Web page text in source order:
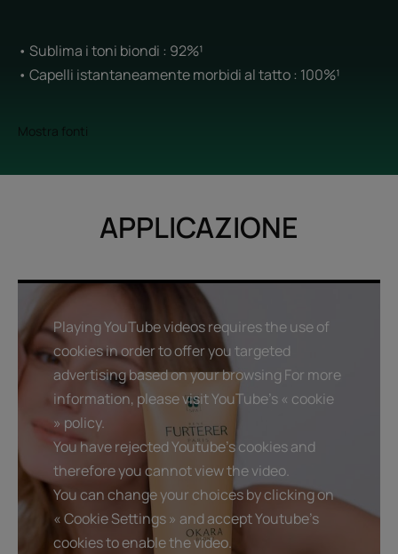
• Sublima i toni biondi : 92%¹
• Capelli istantaneamente morbidi al tatto : 100%¹
Mostra fonti
APPLICAZIONE
Playing YouTube videos requires the use of
cookies in order to offer you targeted
advertising based on your browsing For more
information, please visit YouTube's « cookie
» policy.
You have rejected Youtube's cookies and
therefore you cannot view the video.
You can change your choices by clicking on
« Cookie Settings » and accept Youtube's
cookies to enable the video.